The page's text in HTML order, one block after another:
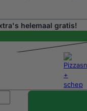
helemaal gratis!